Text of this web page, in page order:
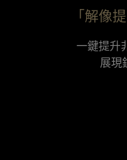
「解像
一鍵提升
展現